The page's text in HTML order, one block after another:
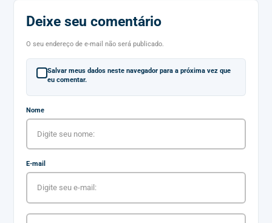
Deixe seu comentário
O seu endereço de e-mail não será publicado.
Salvar meus dados neste navegador para a próxima vez que
eu comentar.
Nome
E-mail